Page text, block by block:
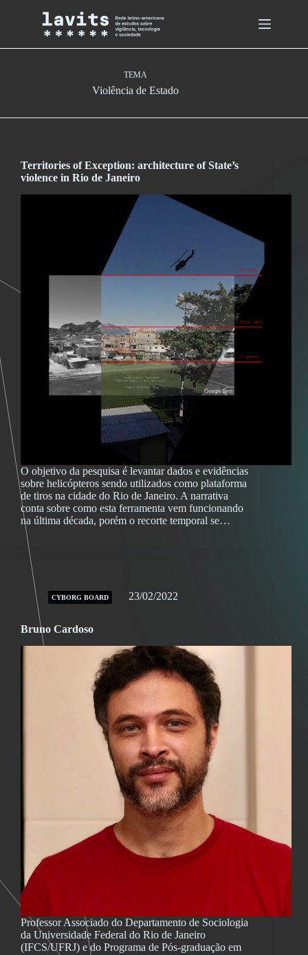
TEMA
Violência de Estado
Territories of Exception: architecture of State’s
violence in Rio de Janeiro
O objetivo da pesquisa é levantar dados e evidências
sobre helicópteros sendo utilizados como plataforma
de tiros na cidade do Rio de Janeiro. A narrativa
conta sobre como esta ferramenta vem funcionando
na última década, porém o recorte temporal se…
CYBORG BOARD 23/02/2022
Bruno Cardoso
Professor Associado do Departamento de Sociologia
da Universidade Federal do Rio de Janeiro
(IFCS/UFRJ) e do Programa de Pós-graduação em